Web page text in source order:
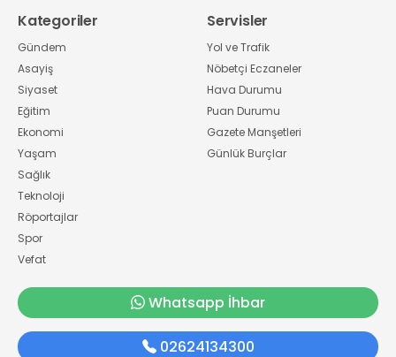
Kategoriler
Gündem
Asayiş
Siyaset
Eğitim
Ekonomi
Yaşam
Sağlık
Teknoloji
Röportajlar
Spor
Vefat
Servisler
Yol ve Trafik
Nöbetçi Eczaneler
Hava Durumu
Puan Durumu
Gazete Manşetleri
Günlük Burçlar
Whatsapp İhbar
02624134300